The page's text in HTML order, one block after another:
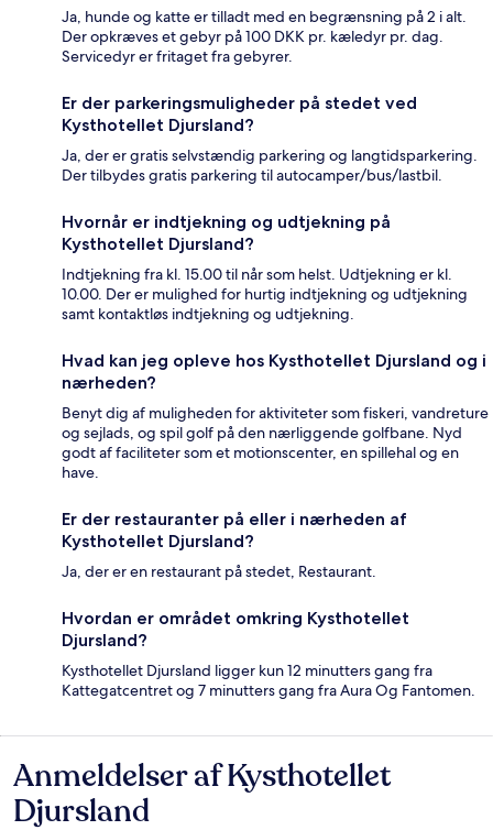
Ja, hunde og katte er tilladt med en begrænsning på 2 i alt.
Der opkræves et gebyr på 100 DKK pr. kæledyr pr. dag.
Servicedyr er fritaget fra gebyrer.
Er der parkeringsmuligheder på stedet ved
Kysthotellet Djursland?
Ja, der er gratis selvstændig parkering og langtidsparkering.
Der tilbydes gratis parkering til autocamper/bus/lastbil.
Hvornår er indtjekning og udtjekning på
Kysthotellet Djursland?
Indtjekning fra kl. 15.00 til når som helst. Udtjekning er kl.
10.00. Der er mulighed for hurtig indtjekning og udtjekning
samt kontaktløs indtjekning og udtjekning.
Hvad kan jeg opleve hos Kysthotellet Djursland og i
nærheden?
Benyt dig af muligheden for aktiviteter som fiskeri, vandreture
og sejlads, og spil golf på den nærliggende golfbane. Nyd
godt af faciliteter som et motionscenter, en spillehal og en
have.
Er der restauranter på eller i nærheden af
Kysthotellet Djursland?
Ja, der er en restaurant på stedet, Restaurant.
Hvordan er området omkring Kysthotellet
Djursland?
Kysthotellet Djursland ligger kun 12 minutters gang fra
Kattegatcentret og 7 minutters gang fra Aura Og Fantomen.
Anmeldelser
Anmeldelser af Kysthotellet
Djursland